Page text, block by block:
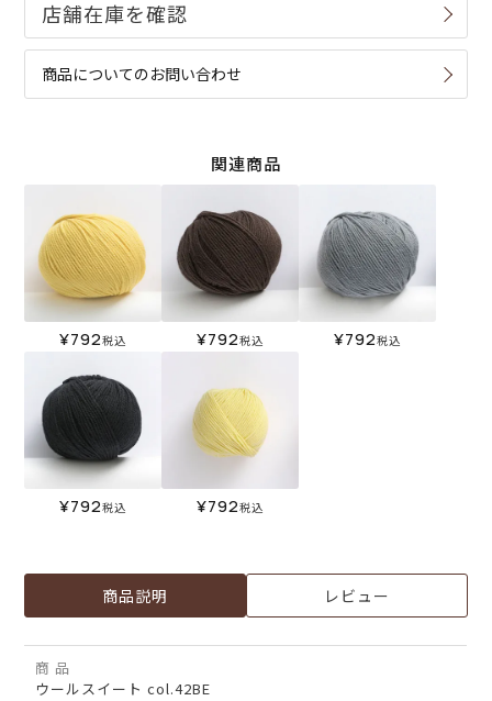
商品についてのお問い合わせ
関連商品
¥792税込 ¥792税込 ¥792税込
¥792税込 ¥792税込
商品説明 レビュー
商 品
ウールスイート col.42BE